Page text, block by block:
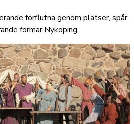
förflutna genom platser, spår
formar Nyköping.